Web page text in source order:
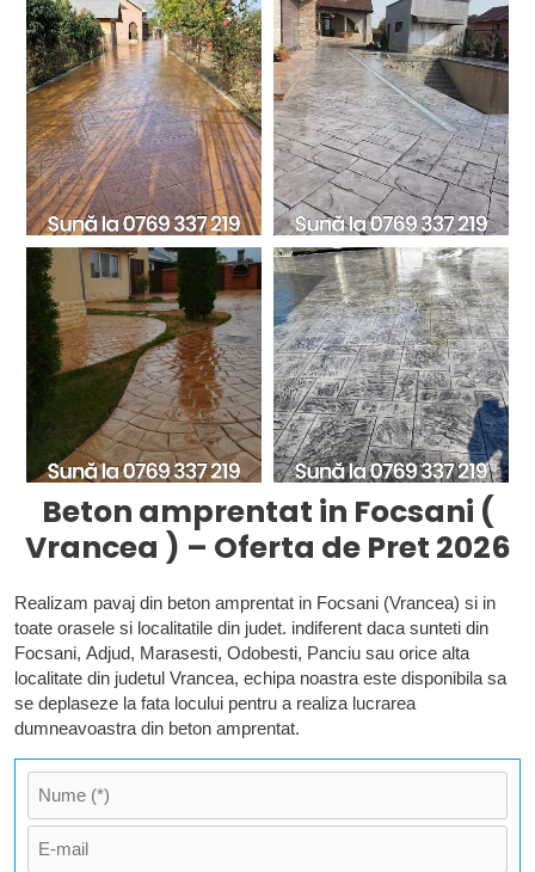
Beton amprentat in Focsani (
Vrancea ) – Oferta de Pret 2026
Realizam pavaj din beton amprentat in Focsani (Vrancea) si in
toate orasele si localitatile din judet. indiferent daca sunteti din
Focsani, Adjud, Marasesti, Odobesti, Panciu sau orice alta
localitate din judetul Vrancea, echipa noastra este disponibila sa
se deplaseze la fata locului pentru a realiza lucrarea
dumneavoastra din beton amprentat.